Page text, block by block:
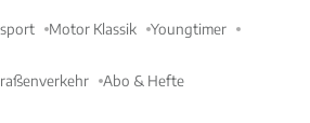
Motor Klassik Youngtimer
Abo & Hefte